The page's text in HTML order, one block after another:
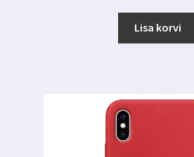
Lisa korvi